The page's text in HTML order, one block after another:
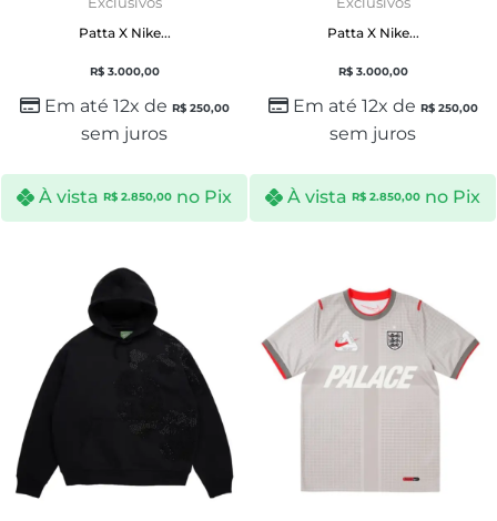
Patta X Nike...
R$3.000,00
Em até 12x de R$250,00
sem juros
À vista R$ 2.850,00 no Pix
Patta X Nike...
R$3.000,00
Em até 12x de R$250,00
sem juros
À vista R$ 2.850,00 no Pix